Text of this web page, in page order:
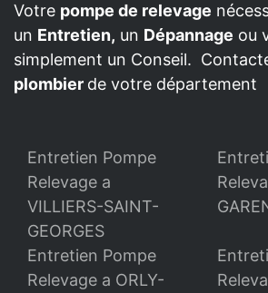
Votre pompe de relevage
un Entretien, un Dépannage ou
simplement un Conseil.
plombier de votre département
Entretien Pompe
Relevage a
VILLIERS-SAINT-
GEORGES
Entretien Pompe
Relevage a ORLY-